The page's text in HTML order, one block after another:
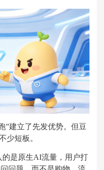
”建立了先发优势。但豆
少短板。
是原生AI流量，用户打